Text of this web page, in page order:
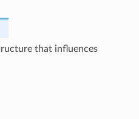
that influences